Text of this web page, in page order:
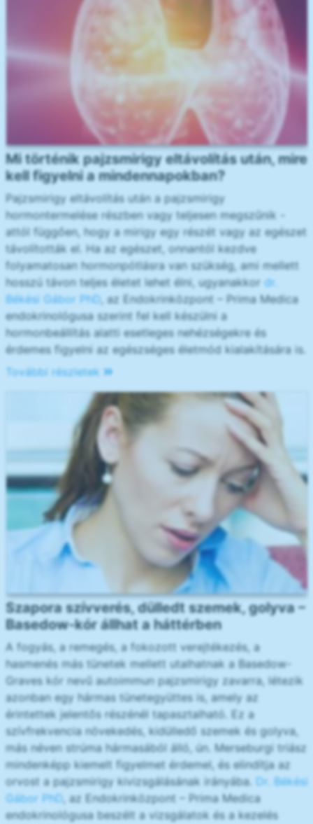
Mi történik pajzsmirigy eltávolítás után, mire
kell figyelni a mindennapokban?
Pajzsmirigy eltávolítás után a pajzsmirigy
hormontermelése részben vagy teljesen megszűnik -
attól függően, hogy a mirigy egy részét vagy az egészet
távolították el. Ha az egészet, onnantól kezdve
folyamatosan hormonpótlásra van szükség, ami mellett
hosszú távon teljes életet lehet élni, ugyanakkor dr.
Békési Gábor PhD
, az Endokrinközpont – Prima Medica
endokrinológusa szerint fel kell készülni a
hormonbeállítás alatti esetleges nehézségekre és
érdemes figyelni az egészséges életmód kialakítására is.
További részletek
Szapora szívverés, dülledt szemek, golyva –
Basedow-kór állhat a háttérben
A fogyás, a remegés, a fokozott verejtékezés, a
hasmenés más tünetek mellett utalhatnak a Basedow-
Graves kór nevű autoimmun pajzsmirigy zavarra, létezik
azonban egy hármas tünetegyüttes is, amely az
érintettek jelentős részénél tapasztalható. Ez a
szívfrekvencia növekedés, kidülledő szemek és golyva,
más néven strúma hármasából álló, ún. Merseburgi triász
mindenképp kiemelt figyelmet érdemel, és elindítja az
orvost a pajzsmirigy kivizsgálásának irányába. Dr. Békési
Gábor PhD, az Endokrinközpont – Prima Medica
endokrinológusa beszélt a vizsgálatok és a kezelés